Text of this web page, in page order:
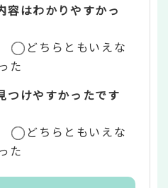
容はわかりやすかっ
どちらともいえな
た
つけやすかったです
どちらともいえな
た